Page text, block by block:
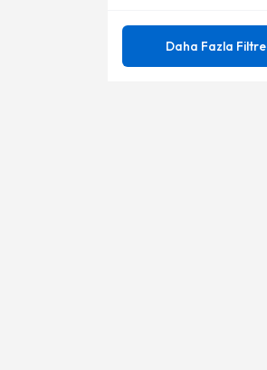
Havran
Bel Fıtığı
Mezuniyet
Daha Fazla Filtre